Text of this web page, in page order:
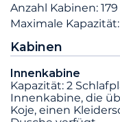
Anzahl Kabinen: 179
Maximale
Kabinen
Innenkabine
Kapazität: 2
Innenkabine, die
Koje, einen